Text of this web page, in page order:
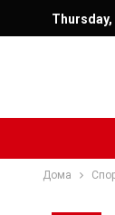
Thursday,
Дома